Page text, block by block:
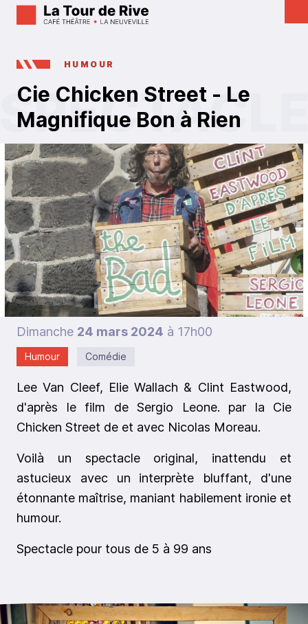
HUMOUR
Cie Chicken Street - Le
Magnifique Bon à Rien
Dimanche 24 mars 2024 à 17h00
Humour Comédie
Lee Van Cleef, Elie Wallach & Clint Eastwood,
d'après le film de Sergio Leone. par la Cie
Chicken Street de et avec Nicolas Moreau.
Voilà un spectacle original, inattendu et
astucieux avec un interprète bluffant, d'une
étonnante maîtrise, maniant habilement ironie et
humour.
Spectacle pour tous de 5 à 99 ans